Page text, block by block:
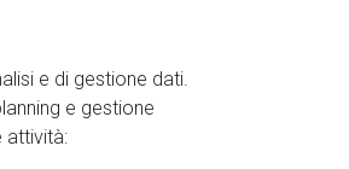
e di gestione dati.
e gestione
attività: